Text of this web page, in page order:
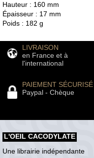
Hauteur : 160 mm
Épaisseur : 17 mm
Poids : 182 g
LIVRAISON
en France et à
l'international
PAIEMENT SÉCURISÉ
Paypal - Chèque
L'OEIL CACODYLATE
Une librairie indépendante